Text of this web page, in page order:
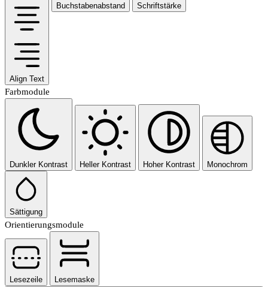
Align Text
Buchstabenabstand Schriftstärke
Farbmodule
Dunkler Kontrast Heller Kontrast Hoher Kontrast Monochrom
Sättigung
Orientierungsmodule
Lesezeile
Lesemaske